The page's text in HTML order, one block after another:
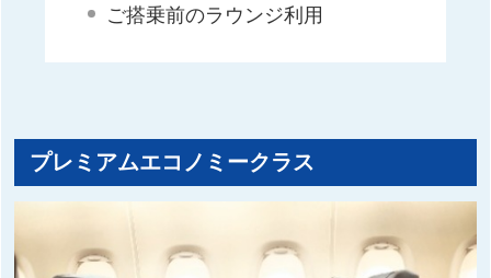
ご搭乗前のラウンジ利用
プレミアムエコノミークラス